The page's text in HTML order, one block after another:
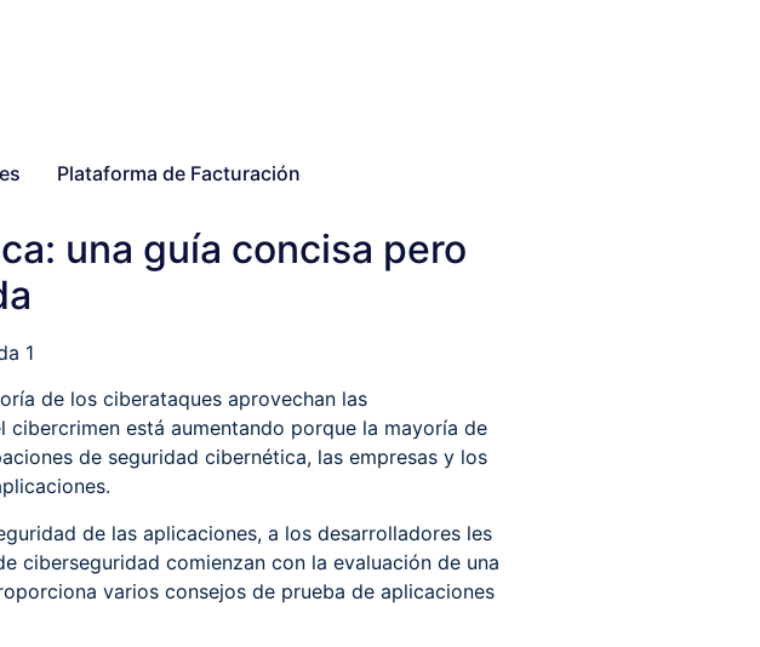
Plataforma de Facturación
una guía concisa pero
de los ciberataques aprovechan las
cibercrimen está aumentando porque la mayoría de
de seguridad cibernética, las empresas y los
de las aplicaciones, a los desarrolladores les
ciberseguridad comienzan con la evaluación de una
varios consejos de prueba de aplicaciones